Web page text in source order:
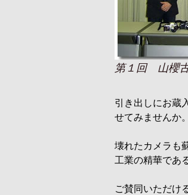
第１回 山櫻
引き出しにお蔵
せてみませんか。
壊れたカメラも
工業の精華であ
ご賛同いただけ